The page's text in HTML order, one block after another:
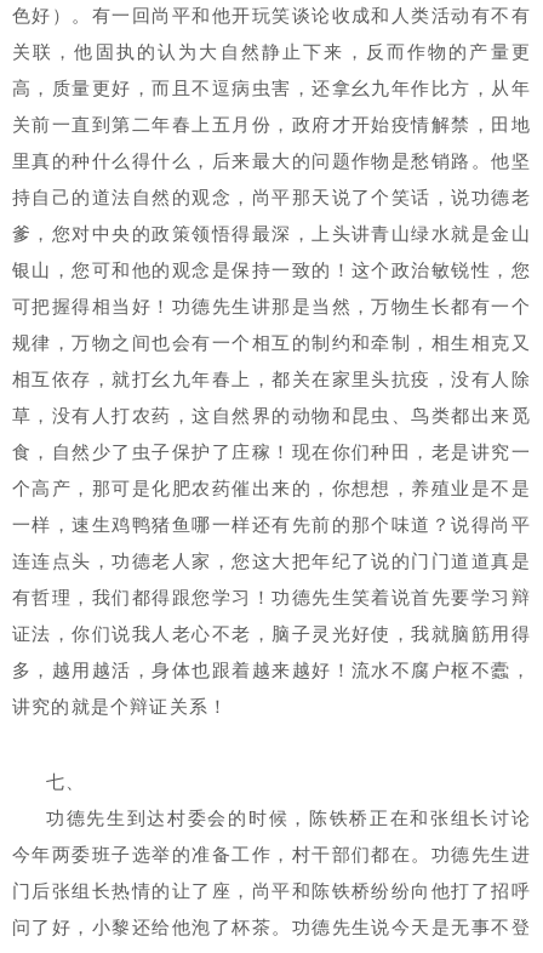
色好）。有一回尚平和他开玩笑谈论收成和人类活动有不有
关联，他固执的认为大自然静止下来，反而作物的产量更
高，质量更好，而且不逗病虫害，还拿幺九年作比方，从年
关前一直到第二年春上五月份，政府才开始疫情解禁，田地
里真的种什么得什么，后来最大的问题作物是愁销路。他坚
持自己的道法自然的观念，尚平那天说了个笑话，说功德老
爹，您对中央的政策领悟得最深，上头讲青山绿水就是金山
银山，您可和他的观念是保持一致的！这个政治敏锐性，您
可把握得相当好！功德先生讲那是当然，万物生长都有一个
规律，万物之间也会有一个相互的制约和牵制，相生相克又
相互依存，就打幺九年春上，都关在家里头抗疫，没有人除
草，没有人打农药，这自然界的动物和昆虫、鸟类都出来觅
食，自然少了虫子保护了庄稼！现在你们种田，老是讲究一
个高产，那可是化肥农药催出来的，你想想，养殖业是不是
一样，速生鸡鸭猪鱼哪一样还有先前的那个味道？说得尚平
连连点头，功德老人家，您这大把年纪了说的门门道道真是
有哲理，我们都得跟您学习！功德先生笑着说首先要学习辩
证法，你们说我人老心不老，脑子灵光好使，我就脑筋用得
多，越用越活，身体也跟着越来越好！流水不腐户枢不蠹，
讲究的就是个辩证关系！
七、
功德先生到达村委会的时候，陈铁桥正在和张组长讨论
今年两委班子选举的准备工作，村干部们都在。功德先生进
门后张组长热情的让了座，尚平和陈铁桥纷纷向他打了招呼
问了好，小黎还给他泡了杯茶。功德先生说今天是无事不登